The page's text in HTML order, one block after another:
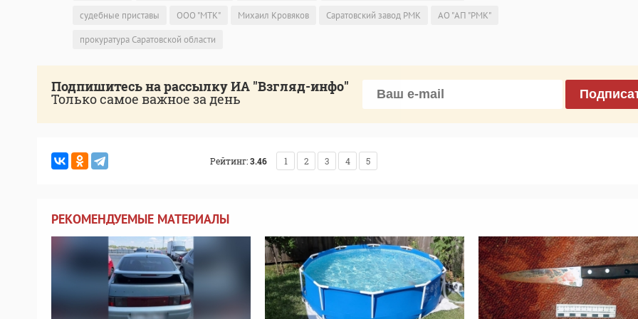
судебные приставы ООО "МТК" Михаил Кровяков Саратовский завод РМК
АО "АП "РМК"
прокуратура Саратовской области
Подпишитесь на рассылку ИА "Взгляд-инфо"
Только самое важное за день
Рейтинг:3.46 1 2 3 4 5
РЕКОМЕНДУЕМЫЕ МАТЕРИАЛЫ